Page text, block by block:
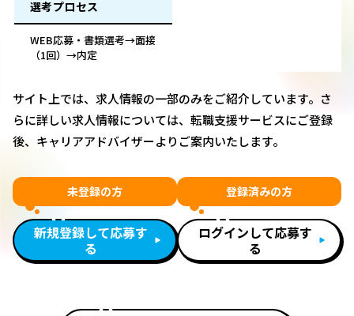
選考プロセス
WEB応募・書類選考→面接
（1回）→内定
サイト上では、求人情報の一部のみをご紹介しています。さ
らに詳しい求人情報については、転職支援サービスにご登録
後、キャリアアドバイザーよりご案内いたします。
未登録の方
新規登録して応募す
る
登録済みの方
ログインして応募す
る